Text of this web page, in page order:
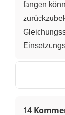
fangen
Aber was
14